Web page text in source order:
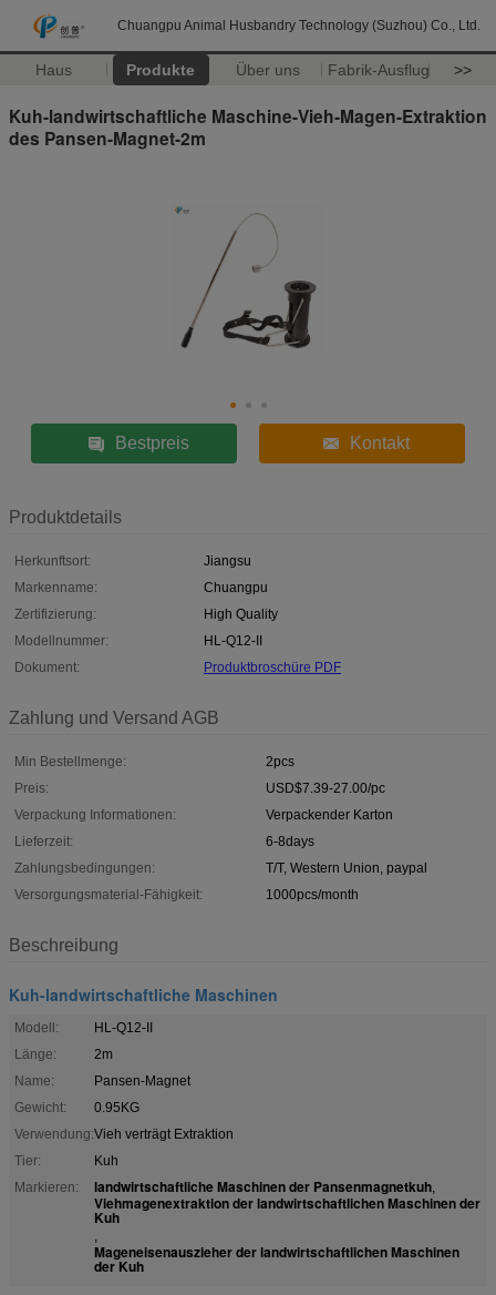
Chuangpu Animal Husbandry Technology (Suzhou) Co., Ltd.
Haus Produkte Über uns Fabrik-Ausflug >>
Kuh-landwirtschaftliche Maschine-Vieh-Magen-Extraktion
des Pansen-Magnet-2m
Bestpreis Kontakt
Produktdetails
Herkunftsort:
Jiangsu
Markenname:
Chuangpu
Zertifizierung:
High Quality
Modellnummer:
HL-Q12-II
Dokument:
Produktbroschüre PDF
Zahlung und Versand AGB
Min Bestellmenge:
2pcs
Preis:
USD$7.39-27.00/pc
Verpackung Informationen:
Verpackender Karton
Lieferzeit:
6-8days
Zahlungsbedingungen:
T/T, Western Union, paypal
Versorgungsmaterial-Fähigkeit:
1000pcs/month
Beschreibung
Kuh-landwirtschaftliche Maschinen
Modell:
HL-Q12-II
Länge:
2m
Name:
Pansen-Magnet
Gewicht:
0.95KG
Verwendung:Vieh verträgt Extraktion
Tier:
Kuh
Markieren:
landwirtschaftliche Maschinen der Pansenmagnetkuh,
Viehmagenextraktion der landwirtschaftlichen Maschinen der
Kuh
,
Mageneisenauszieher der landwirtschaftlichen Maschinen
der Kuh